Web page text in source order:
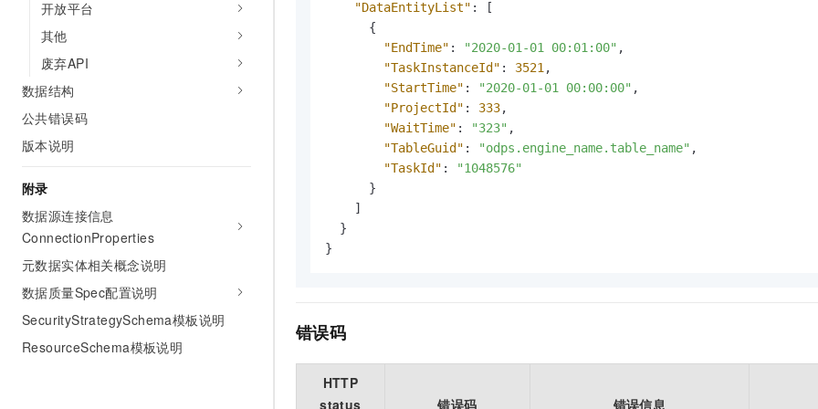
开放平台
其他
废弃API
数据结构
公共错误码
版本说明
附录
数据源连接信息
ConnectionProperties
元数据实体相关概念说明
数据质量Spec配置说明
SecurityStrategySchema模板说明
ResourceSchema模板说明
"DataEntityList" :
[
{
"EndTime" : "2020-01-01 00:01:00" ,
"TaskInstanceId" : 3521 ,
"StartTime" : "2020-01-01 00:00:00" ,
"ProjectId" : 333,
"WaitTime" : "323" ,
"TableGuid" : "odps.engine_name.table_name" ,
"TaskId" :
"1048576"
}
]
}
}
错误码
HTTP
status
错误码 错误信息